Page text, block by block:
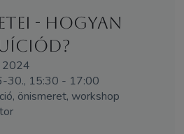
- Hogyan
2024
30., 15:30 - 17:00
önismeret, workshop